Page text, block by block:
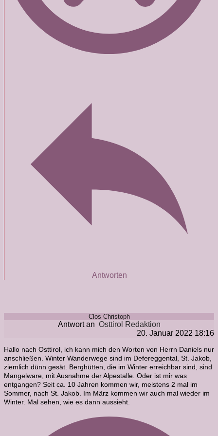
Antworten
Clos Christoph
Antwort an Osttirol Redaktion
20. Januar 2022 18:16
Hallo nach Osttirol, ich kann mich den Worten von Herrn Daniels nur
anschließen. Winter Wanderwege sind im Defereggental, St. Jakob,
ziemlich dünn gesät. Berghütten, die im Winter erreichbar sind, sind
Mangelware, mit Ausnahme der Alpestalle. Oder ist mir was
entgangen? Seit ca. 10 Jahren kommen wir, meistens 2 mal im
Sommer, nach St. Jakob. Im März kommen wir auch mal wieder im
Winter. Mal sehen, wie es dann aussieht.